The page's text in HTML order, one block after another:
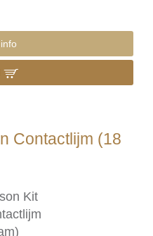
Contactlijm (18